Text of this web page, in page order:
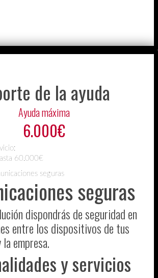
de la ayuda
Ayuda máxima
6.000€
60.000€
seguras
seguras
dispondrás de seguridad en
entre los dispositivos de tus
empresa.
y servicios